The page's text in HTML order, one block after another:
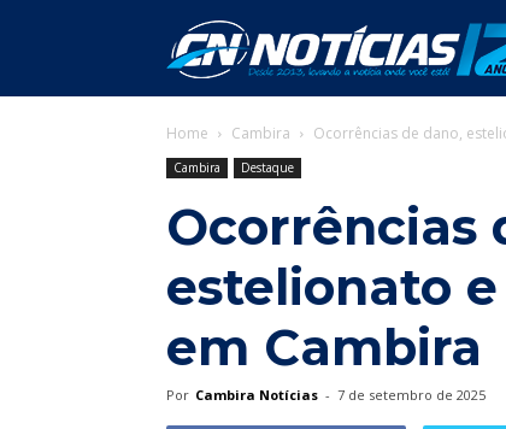
Home Cambira Ocorrências de dano,
Cambira Destaque
Ocorrências
estelionato
em Cambira
Por Cambira Notícias - 7 de setembro de 2025